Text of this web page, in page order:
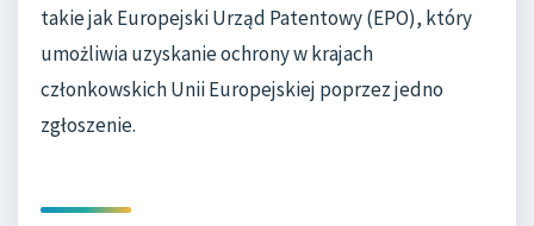
takie jak Europejski Urząd Patentowy (EPO), który
umożliwia uzyskanie ochrony w krajach
członkowskich Unii Europejskiej poprzez jedno
zgłoszenie.